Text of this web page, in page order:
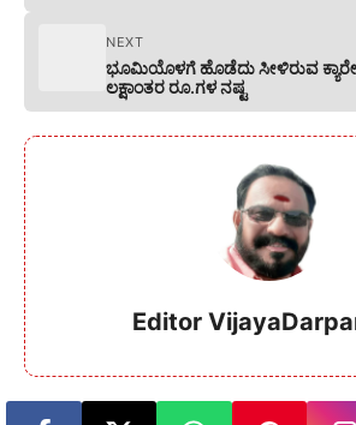
NEXT
ಭೂಮಿಯೊಳಗೆ ಹೊಡೆದು ಸೀಳಿರುವ
ಲಕ್ಷಾಂತರ ರೂ.ಗಳ ನಷ್ಟ
Editor